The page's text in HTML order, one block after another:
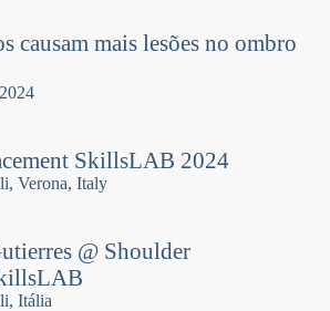
causam mais lesões no ombro
SkillsLAB 2024
Verona, Italy
@ Shoulder
Itália